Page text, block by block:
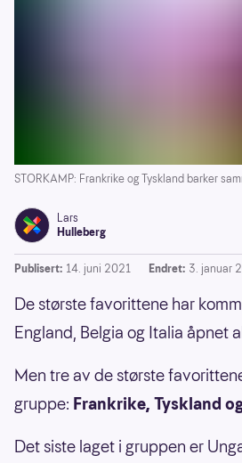
STORKAMP: Frankrike og Tyskland barker
Lars
Hulleberg
Publisert: 14. juni 2021 Endret: 3. januar
De største favorittene har
England, Belgia og Italia åpnet
Men tre av de største
gruppe: Frankrike, Tyskland
Det siste laget i gruppen er